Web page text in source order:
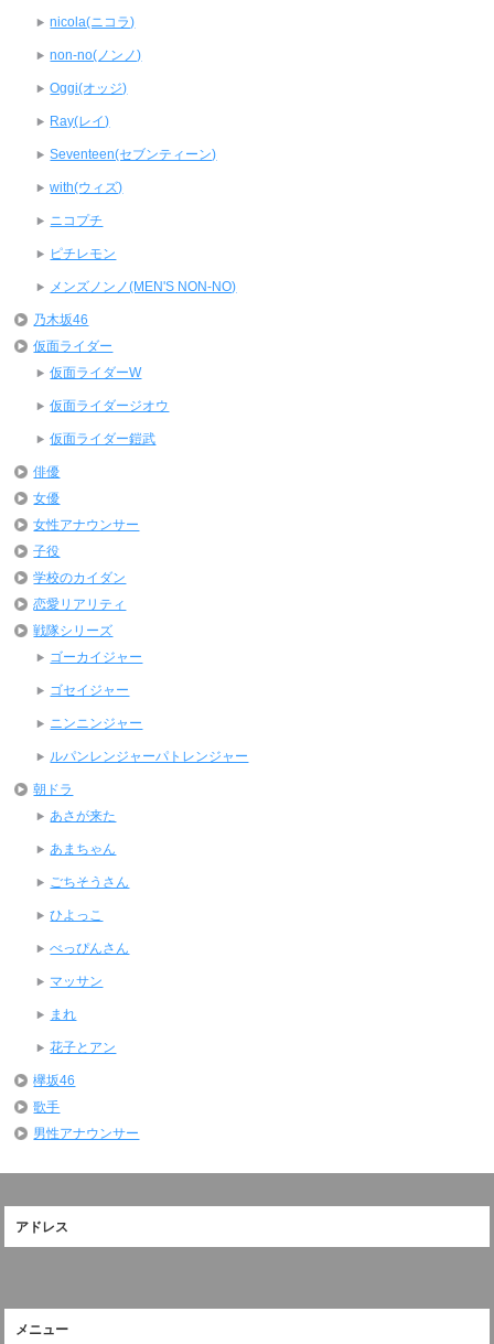
nicola(ニコラ)
non-no(ノンノ)
Oggi(オッジ)
Ray(レイ)
Seventeen(セブンティーン)
with(ウィズ)
ニコプチ
ピチレモン
メンズノンノ(MEN'S NON-NO)
乃木坂46
仮面ライダー
仮面ライダーW
仮面ライダージオウ
仮面ライダー鎧武
俳優
女優
女性アナウンサー
子役
学校のカイダン
恋愛リアリティ
戦隊シリーズ
ゴーカイジャー
ゴセイジャー
ニンニンジャー
ルパンレンジャーパトレンジャー
朝ドラ
あさが来た
あまちゃん
ごちそうさん
ひよっこ
べっぴんさん
マッサン
まれ
花子とアン
欅坂46
歌手
男性アナウンサー
アドレス
メニュー